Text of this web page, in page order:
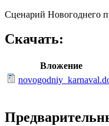
Сценарий Новогоднего
Скачать:
Вложение